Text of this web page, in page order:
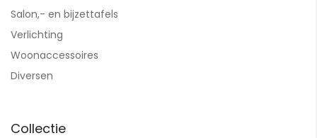
Salon,- en bijzettafels
Verlichting
Woonaccessoires
Diversen
Collectie